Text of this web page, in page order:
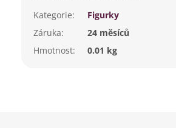
Kategorie:
Figurky
Záruka:
24 měsíců
Hmotnost: 0.01 kg